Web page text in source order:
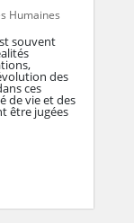
Humaines
souvent
des
ces
de vie et des
être jugées